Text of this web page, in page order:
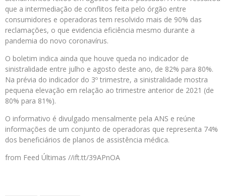
que a intermediação de conflitos feita pelo órgão entre
consumidores e operadoras tem resolvido mais de 90% das
reclamações, o que evidencia eficiência mesmo durante a
pandemia do novo coronavírus.
O boletim indica ainda que houve queda no indicador de
sinistralidade entre julho e agosto deste ano, de 82% para 80%.
Na prévia do indicador do 3º trimestre, a sinistralidade mostra
pequena elevação em relação ao trimestre anterior de 2021 (de
80% para 81%).
O informativo é divulgado mensalmente pela ANS e reúne
informações de um conjunto de operadoras que representa 74%
dos beneficiários de planos de assistência médica.
from Feed Últimas //ift.tt/39APnOA